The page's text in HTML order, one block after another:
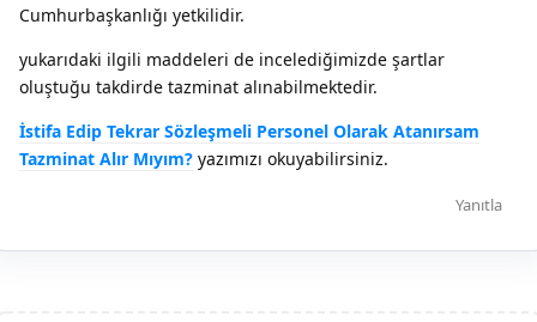
Cumhurbaşkanlığı yetkilidir.
yukarıdaki ilgili maddeleri de incelediğimizde şartlar
oluştuğu takdirde tazminat alınabilmektedir.
İstifa Edip Tekrar Sözleşmeli Personel Olarak Atanırsam
Tazminat Alır Mıyım? yazımızı okuyabilirsiniz.
Yanıtla